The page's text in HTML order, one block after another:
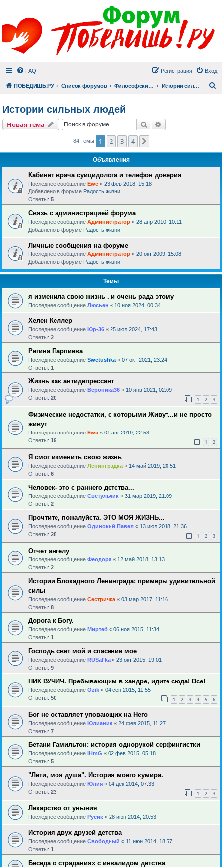
FAQ Вход
Регистрация
ПОБЕДИШЬ.РУ Список форумов Философский раздел Истории сильных людей
Истории сильных людей
Новая тема Поиск
84 темы 1 2 3 4
Объявления
Кабинет врача суицидолога и телефон доверия
Последнее сообщение Ewe « 23 фев 2018, 15:18
Добавлено в форуме Радость жизни
Ответы: 5
Связь с администрацией форума
Последнее сообщение Администратор « 28 апр 2010, 10:11
Добавлено в форуме Радость жизни
Личные сообщения на форуме
Последнее сообщение Администратор « 20 окт 2009, 15:08
Добавлено в форуме Радость жизни
Темы
я изменила свою жизнь . и очень рада этому
Последнее сообщение Люсьен « 10 ноя 2024, 00:34
Хелен Келлер
Последнее сообщение Юр-36 « 25 июл 2024, 17:43
Ответы: 2
Регина Парпиева
Последнее сообщение Swetushka « 07 окт 2021, 23:24
Ответы: 1
Жизнь как антидепрессант
Последнее сообщение Вероника36 « 10 янв 2021, 02:09
Ответы: 20 1 2 3
Физические недостатки, с которыми Живут...и не просто
живут
Последнее сообщение Ewe « 01 авг 2019, 22:53
Ответы: 19 1 2
Я смог изменить свою жизнь
Последнее сообщение Ленинградка « 14 май 2019, 20:51
Ответы: 6
Человек- это с раннего детства...
Последнее сообщение Светульчик « 31 мар 2019, 21:09
Ответы: 2
Прочтите, пожалуйста. ЭТО МОЯ ЖИЗНЬ...
Последнее сообщение Одинокий Павел « 13 июл 2018, 21:36
Ответы: 28 1 2 3
Отчет ангелу
Последнее сообщение Феодора « 12 май 2018, 13:13
Ответы: 2
Истории Блокадного Ленинграда: примеры удивительной
силы
Последнее сообщение Сестричка « 03 мар 2017, 11:16
Ответы: 8
Дорога к Богу.
Последнее сообщение Миртеб « 06 ноя 2015, 11:34
Ответы: 1
Господь свет мой и спасение мое
Последнее сообщение RUSal'ka « 23 окт 2015, 19:01
Ответы: 9
НИК ВУЧИЧ. Пребывающим в хандре, идите сюда! Все!
Последнее сообщение Ozik « 04 сен 2015, 11:55
Ответы: 50 1 2 3 4 5 6
Бог не оставляет уповающих на Него
Последнее сообщение Юлиания « 24 фев 2015, 11:27
Ответы: 7
Бетани Гамильтон: история однорукой серфингистки
Последнее сообщение IHmG « 02 фев 2015, 05:18
Ответы: 5
"Лети, моя душа". История моего кумира.
Последнее сообщение Юлия « 04 дек 2014, 07:33
Ответы: 23 1 2 3
Лекарство от уныния
Последнее сообщение Русик « 28 июн 2014, 20:53
История двух друзей детства
Последнее сообщение Свободный « 11 июн 2014, 18:57
Ответы: 1
Беседа о страданиях с инвалидом детства